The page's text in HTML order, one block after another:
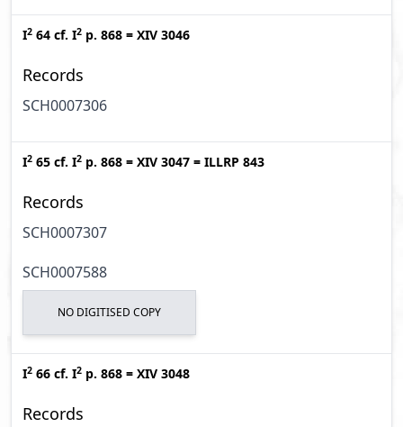
I2 64 cf. I2 p. 868 = XIV 3046
Records
SCH0007306
I2 65 cf. I2 p. 868 = XIV 3047 = ILLRP 843
Records
SCH0007307
SCH0007588
NO DIGITISED COPY
I2 66 cf. I2 p. 868 = XIV 3048
Records